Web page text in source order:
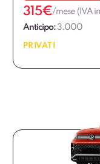
315€/mese (IVA
Anticipo:3.000
PRIVATI